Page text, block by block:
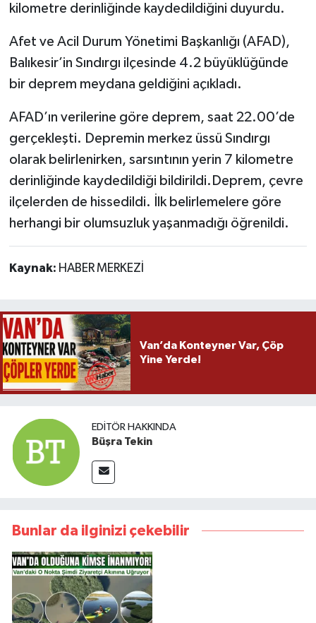
kilometre derinliğinde kaydedildiğini duyurdu.
Afet ve Acil Durum Yönetimi Başkanlığı (AFAD),
Balıkesir’in Sındırgı ilçesinde 4.2 büyüklüğünde
bir deprem meydana geldiğini açıkladı.
AFAD’ın verilerine göre deprem, saat 22.00’de
gerçekleşti. Depremin merkez üssü Sındırgı
olarak belirlenirken, sarsıntının yerin 7 kilometre
derinliğinde kaydedildiği bildirildi.Deprem, çevre
ilçelerden de hissedildi. İlk belirlemelere göre
herhangi bir olumsuzluk yaşanmadığı öğrenildi.
Kaynak: HABER MERKEZİ
Van’da Konteyner Var, Çöp
Yine Yerde!
EDITÖR HAKKINDA
Büşra Tekin
Bunlar da ilginizi çekebilir